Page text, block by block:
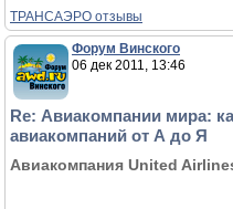
ТРАНСАЭРО отзывы
Форум Винского
06 дек 2011, 13:46
Re: Авиакомпании мира:
авиакомпаний от А до Я
Авиакомпания United